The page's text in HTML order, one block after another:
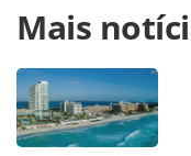
https://
do-guaruja-deve-sair-
página. Todo o
Editora é protegido
autoral. Não
Mais